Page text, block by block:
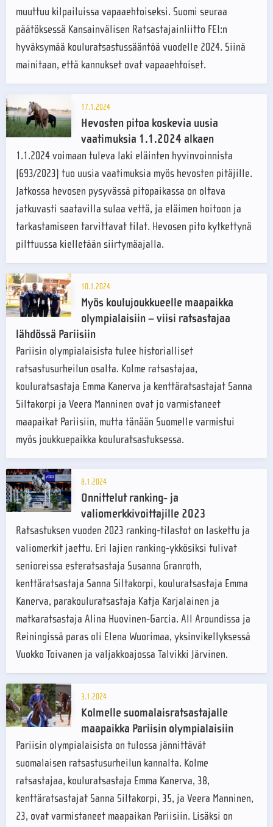
muuttuu kilpailuissa vapaaehtoiseksi. Suomi seuraa
päätöksessä Kansainvälisen Ratsastajainliitto FEI:n
hyväksymää kouluratsastussääntöä vuodelle 2024. Siinä
mainitaan, että kannukset ovat vapaaehtoiset.
17.1.2024
Hevosten pitoa koskevia uusia
vaatimuksia 1.1.2024 alkaen
1.1.2024 voimaan tuleva laki eläinten hyvinvoinnista
(693/2023) tuo uusia vaatimuksia myös hevosten pitäjille.
Jatkossa hevosen pysyvässä pitopaikassa on oltava
jatkuvasti saatavilla sulaa vettä, ja eläimen hoitoon ja
tarkastamiseen tarvittavat tilat. Hevosen pito kytkettynä
pilttuussa kielletään siirtymäajalla.
10.1.2024
Myös koulujoukkueelle maapaikka
olympialaisiin – viisi ratsastajaa
lähdössä Pariisiin
Pariisin olympialaisista tulee historialliset
ratsastusurheilun osalta. Kolme ratsastajaa,
kouluratsastaja Emma Kanerva ja kenttäratsastajat Sanna
Siltakorpi ja Veera Manninen ovat jo varmistaneet
maapaikat Pariisiin, mutta tänään Suomelle varmistui
myös joukkuepaikka kouluratsastuksessa.
8.1.2024
Onnittelut ranking- ja
valiomerkkivoittajille 2023
Ratsastuksen vuoden 2023 ranking-tilastot on laskettu ja
valiomerkit jaettu. Eri lajien ranking-ykkösiksi tulivat
senioreissa esteratsastaja Susanna Granroth,
kenttäratsastaja Sanna Siltakorpi, kouluratsastaja Emma
Kanerva, parakouluratsastaja Katja Karjalainen ja
matkaratsastaja Alina Huovinen-Garcia. All Aroundissa ja
Reiningissä paras oli Elena Wuorimaa, yksinvikellyksessä
Vuokko Toivanen ja valjakkoajossa Talvikki Järvinen.
3.1.2024
Kolmelle suomalaisratsastajalle
maapaikka Pariisin olympialaisiin
Pariisin olympialaisista on tulossa jännittävät
suomalaisen ratsastusurheilun kannalta. Kolme
ratsastajaa, kouluratsastaja Emma Kanerva, 38,
kenttäratsastajat Sanna Siltakorpi, 35, ja Veera Manninen,
23, ovat varmistaneet maapaikan Pariisiin. Lisäksi on